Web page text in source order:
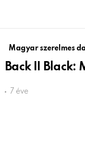
Magyar szerelmes
Back II Black:
7 éve